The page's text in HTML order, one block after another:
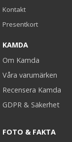
Kontakt
Presentkort
KAMDA
Om Kamda
Våra varumärken
Recensera Kamda
GDPR & Säkerhet
FOTO & FAKTA